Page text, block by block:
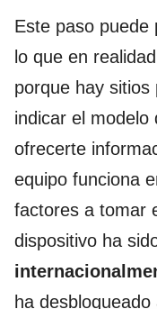
Este paso puede
lo que en
porque hay
indicar el modelo
ofrecerte
equipo funciona
factores a tomar
dispositivo ha
ha desbloqueado